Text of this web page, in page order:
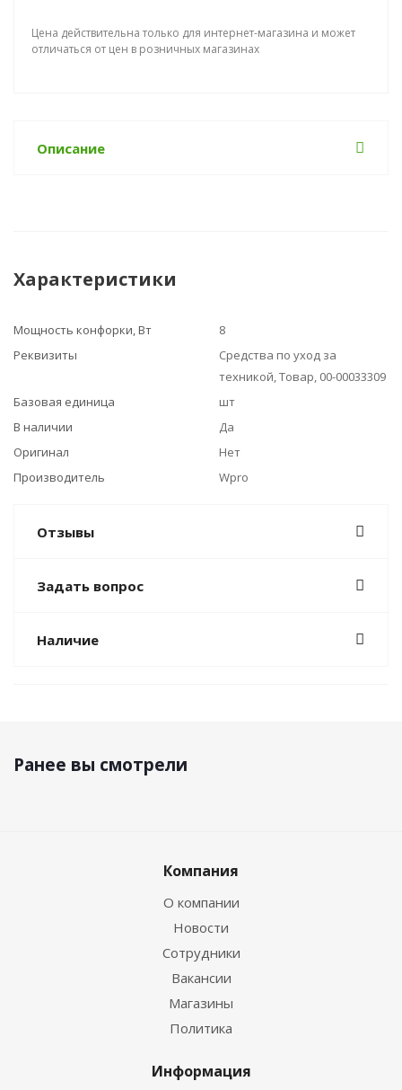
Цена действительна только для интернет-магазина и может
отличаться от цен в розничных магазинах
Описание
Характеристики
Мощность конфорки, Вт
8
Реквизиты
Средства по уход за
техникой, Товар, 00-00033309
Базовая единица
шт
В наличии
Да
Оригинал
Нет
Производитель
Wpro
Отзывы
Задать вопрос
Наличие
Ранее вы смотрели
Компания
О компании
Новости
Сотрудники
Вакансии
Магазины
Политика
Информация